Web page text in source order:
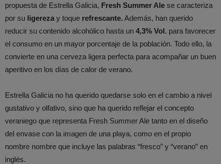
propuesta de Estrella Galicia, Fresh Summer Ale se caracteriza
por su ligereza y toque refrescante. Además, han querido
reducir su contenido alcohólico hasta un 4,3% Vol. para favorecer
el consumo en un mayor porcentaje de la población. Todo ello, la
convierte en una cerveza ligera perfecta para acompañar un buen
aperitivo en los días de calor de verano.
Estrella Galicia no ha querido quedarse solo en el cambio a nivel
gustativo y olfativo, sino que ha querido reflejar el concepto
veraniego que representa Fresh Summer Ale tanto en el diseño
del envase con la imagen de una playa, como en el propio
nombre nombre que incluye las palabras “fresco” y “verano” en
inglés.